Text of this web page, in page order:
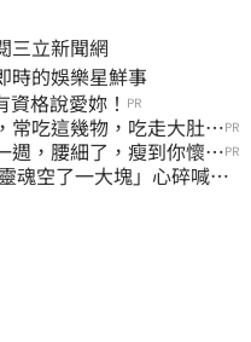
三立新聞網
的娛樂星鮮事
格說愛妳！ PR
常吃這幾物，吃走大肚
PR
週，腰細了，瘦到你懷疑PR
魂空了一大塊」心碎喊：